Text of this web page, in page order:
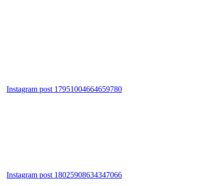
Instagram post 17951004664659780
Instagram post 18025908634347066